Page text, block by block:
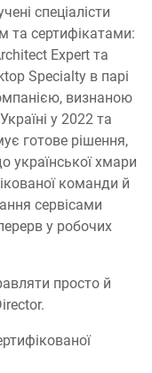
спеціалісти
та сертифікатами:
Expert та
Specialty в парі
визнаною
у 2022 та
готове рішення,
української хмари
команди й
сервісами
у робочих
просто й